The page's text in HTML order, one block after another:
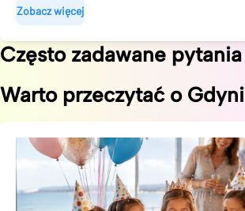
Zobacz więcej
Często zadawane pytania
Warto przeczytać o Gdyni